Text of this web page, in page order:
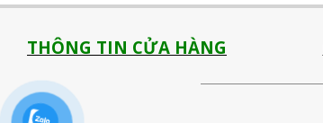
THÔNG TIN CỬA HÀNG